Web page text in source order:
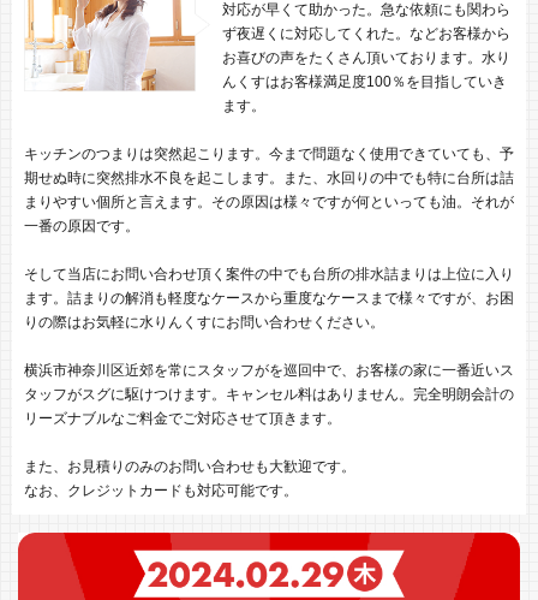
対応が早くて助かった。急な依頼にも関わら
ず夜遅くに対応してくれた。などお客様から
お喜びの声をたくさん頂いております。水り
んくすはお客様満足度100％を目指していき
ます。
キッチンのつまりは突然起こります。今まで問題なく使用できていても、予
期せぬ時に突然排水不良を起こします。また、水回りの中でも特に台所は詰
まりやすい個所と言えます。その原因は様々ですが何といっても油。それが
一番の原因です。
そして当店にお問い合わせ頂く案件の中でも台所の排水詰まりは上位に入り
ます。詰まりの解消も軽度なケースから重度なケースまで様々ですが、お困
りの際はお気軽に水りんくすにお問い合わせください。
横浜市神奈川区近郊を常にスタッフがを巡回中で、お客様の家に一番近いス
タッフがスグに駆けつけます。キャンセル料はありません。完全明朗会計の
リーズナブルなご料金でご対応させて頂きます。
また、お見積りのみのお問い合わせも大歓迎です。
なお、クレジットカードも対応可能です。